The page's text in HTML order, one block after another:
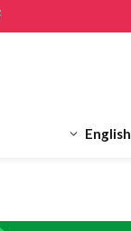
English